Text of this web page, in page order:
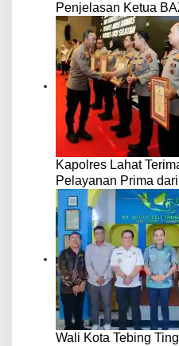
Penjelasan Ketua
Kapolres Lahat
Pelayanan Prima
Wali Kota Tebing